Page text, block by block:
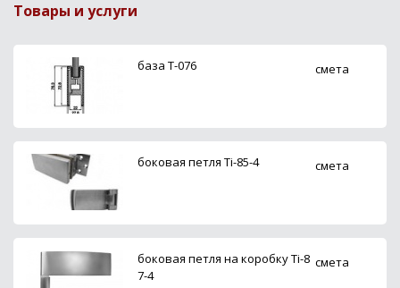
Товары и услуги
база Т-076 смета
боковая петля Ti-85-4 смета
боковая петля на коробку Ti-8
7-4
смета